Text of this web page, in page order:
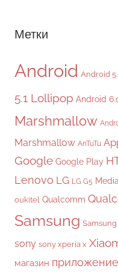
Метки
Android Android
5.1 Lollipop Android
Marshmallow
Marshmallow AnTuTu
Google Google Play
Lenovo LG LG G5
oukitel Qualcomm
Samsung
sony sony xperia x
магазин приложение